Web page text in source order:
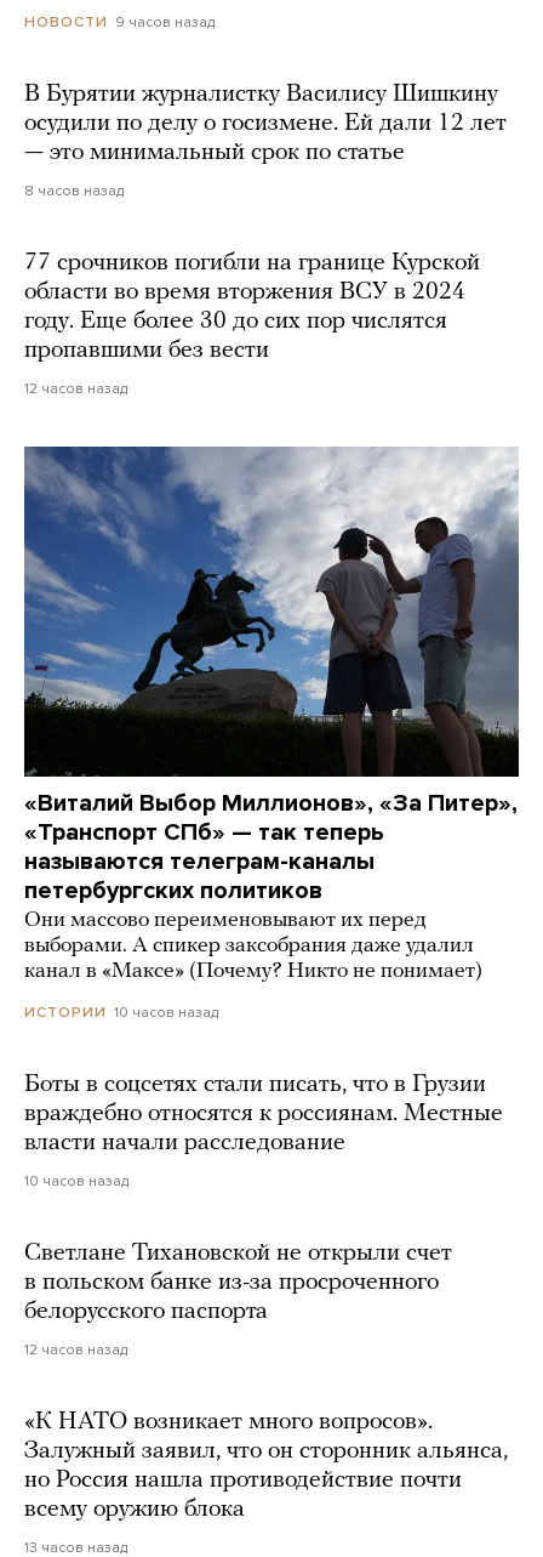
НОВОСТИ 9 часов назад
В Бурятии журналистку Василису Шишкину
осудили по делу о госизмене. Ей дали 12 лет
— это минимальный срок по статье
8 часов назад
77 срочников погибли на границе Курской
области во время вторжения ВСУ в 2024
году. Еще более 30 до сих пор числятся
пропавшими без вести
12 часов назад
«Виталий Выбор Миллионов», «За Питер»,
«Транспорт СПб» — так теперь
называются телеграм-каналы
петербургских политиков
Они массово переименовывают их перед
выборами. А спикер заксобрания даже удалил
канал в «Максе» (Почему? Никто не понимает)
ИСТОРИИ 10 часов назад
Боты в соцсетях стали писать, что в Грузии
враждебно относятся к россиянам. Местные
власти начали расследование
10 часов назад
Светлане Тихановской не открыли счет
в польском банке из-за просроченного
белорусского паспорта
12 часов назад
«К НАТО возникает много вопросов».
Залужный заявил, что он сторонник альянса,
но Россия нашла противодействие почти
всему оружию блока
13 часов назад